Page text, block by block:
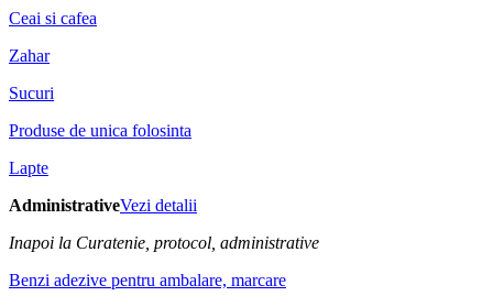
Ceai si cafea
Zahar
Sucuri
Produse de unica folosinta
Lapte
AdministrativeVezi detalii
Inapoi la Curatenie, protocol, administrative
Benzi adezive pentru ambalare, marcare